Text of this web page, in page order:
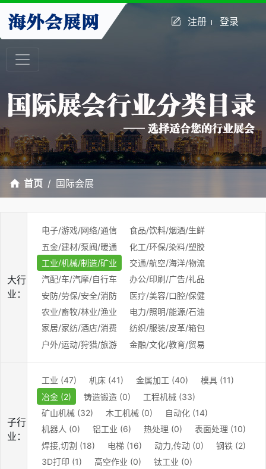
注册 登录
首页 国际会展
大行
业：
电子/游戏/网络/通信
食品/饮料/烟酒/生鲜
五金/建材/泵阀/暖通
化工/环保/染料/塑胶
工业/机械/制造/矿业
交通/航空/海洋/物流
汽配/车/汽摩/自行车
办公/印刷/广告/礼品
安防/劳保/安全/消防
医疗/美容/口腔/保健
农业/畜牧/林业/渔业
电力/照明/能源/石油
家居/家纺/酒店/消费
纺织/服装/皮革/箱包
户外/运动/狩猎/旅游
金融/文化/教育/贸易
子行
业：
工业 (47) 机床 (41) 金属加工 (40)
模具 (11)
冶金 (2)
铸造锻造 (0)
工程机械 (33)
矿山机械 (32)
木工机械 (0)
自动化 (14)
机器人 (0)
铝工业 (6) 热处理 (0)
表面处理 (10)
焊接,切割 (18)
电梯 (16) 动力,传动 (0)
钢铁 (2)
3D打印 (1)
高空作业 (0)
钛工业 (0)